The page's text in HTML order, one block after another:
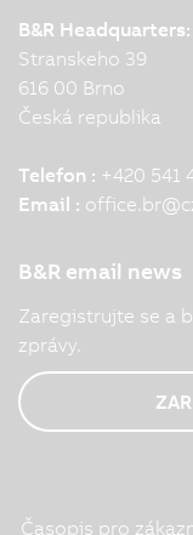
B&R
Stranskeho 39
616 00 Brno
Česká republika
Telefon : +420 541
Email : office.br@
B&R email news
Zaregistrujte se a
zprávy.
Časopis pro